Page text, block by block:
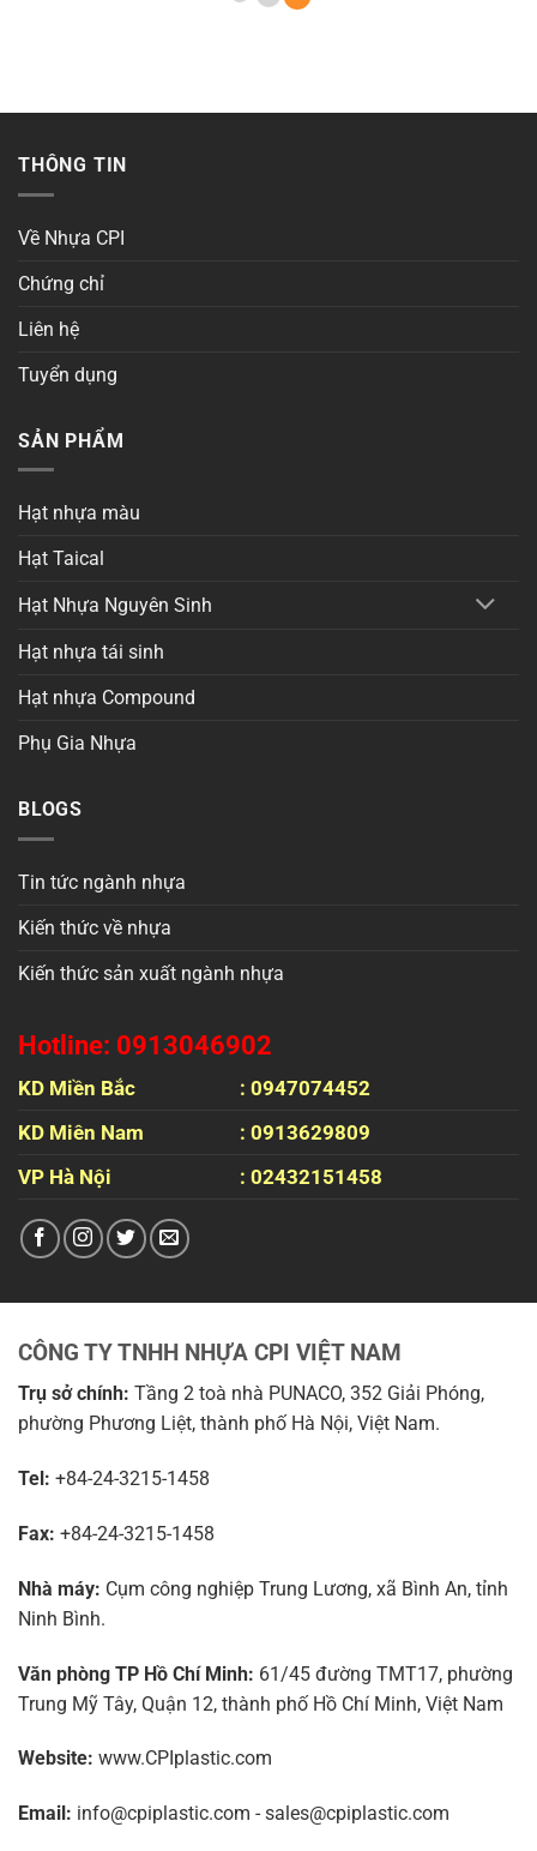
THÔNG TIN
Về Nhựa CPI
Chứng chỉ
Liên hệ
Tuyển dụng
SẢN PHẨM
Hạt nhựa màu
Hạt Taical
Hạt Nhựa Nguyên Sinh
Hạt nhựa tái sinh
Hạt nhựa Compound
Phụ Gia Nhựa
BLOGS
Tin tức ngành nhựa
Kiến thức về nhựa
Kiến thức sản xuất ngành nhựa
Hotline: 0913046902
KD Miền Bắc
: 0947074452
KD Miên Nam
: 0913629809
VP Hà Nội
: 02432151458
CÔNG TY TNHH NHỰA CPI VIỆT NAM
Trụ sở chính: Tầng 2 toà nhà PUNACO, 352 Giải Phóng,
phường Phương Liệt, thành phố Hà Nội, Việt Nam.
Tel: +84-24-3215-1458
Fax: +84-24-3215-1458
Nhà máy: Cụm công nghiệp Trung Lương, xã Bình An, tỉnh
Ninh Bình.
Văn phòng TP Hồ Chí Minh: 61/45 đường TMT17, phường
Trung Mỹ Tây, Quận 12, thành phố Hồ Chí Minh, Việt Nam
Website: www.CPIplastic.com
Email: info@cpiplastic.com - sales@cpiplastic.com